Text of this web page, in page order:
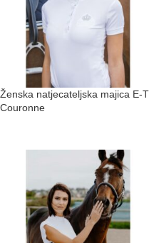
Ženska natjecateljska majica E-T
Couronne